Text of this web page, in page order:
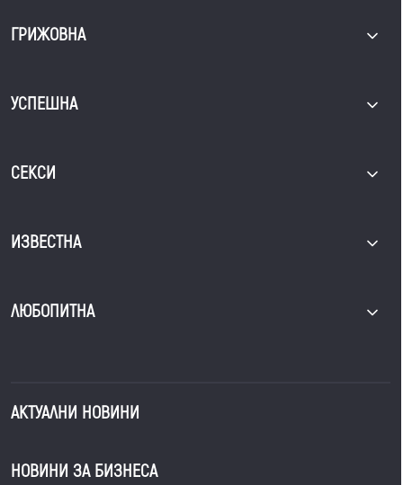
ГРИЖОВНА
УСПЕШНА
СЕКСИ
ИЗВЕСТНА
ЛЮБОПИТНА
АКТУАЛНИ НОВИНИ
НОВИНИ ЗА БИЗНЕСА